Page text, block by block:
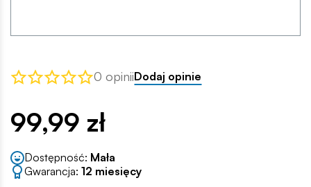
0 opiniiDodaj opinie
99,99 zł
Dostępność: Mała
Gwarancja: 12 miesięcy